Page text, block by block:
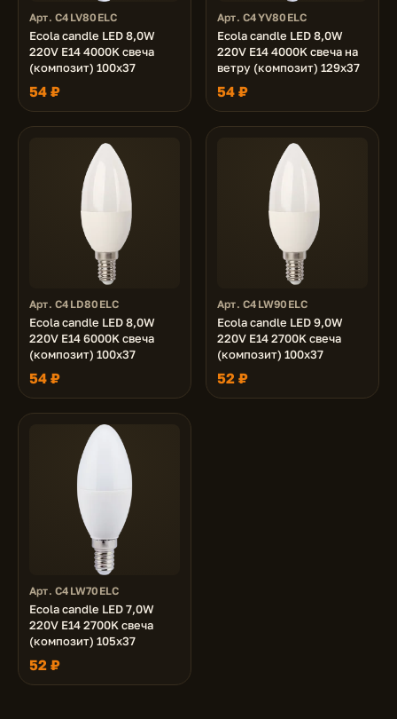
Арт. C4LV80ELC
Ecola candle LED 8,0W
220V E14 4000K свеча
(композит) 100x37
54 ₽
Арт. C4YV80ELC
Ecola candle LED 8,0W
220V E14 4000K свеча на
ветру (композит) 129x37
54 ₽
Арт. C4LD80ELC
Ecola candle LED 8,0W
220V E14 6000K свеча
(композит) 100x37
54 ₽
Арт. C4LW90ELC
Ecola candle LED 9,0W
220V E14 2700K свеча
(композит) 100x37
52 ₽
Арт. C4LW70ELC
Ecola candle LED 7,0W
220V E14 2700K свеча
(композит) 105x37
52 ₽